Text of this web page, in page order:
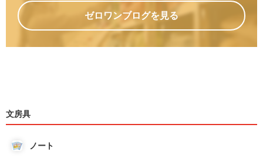
ゼロワンブログを見る
文房具
ノート